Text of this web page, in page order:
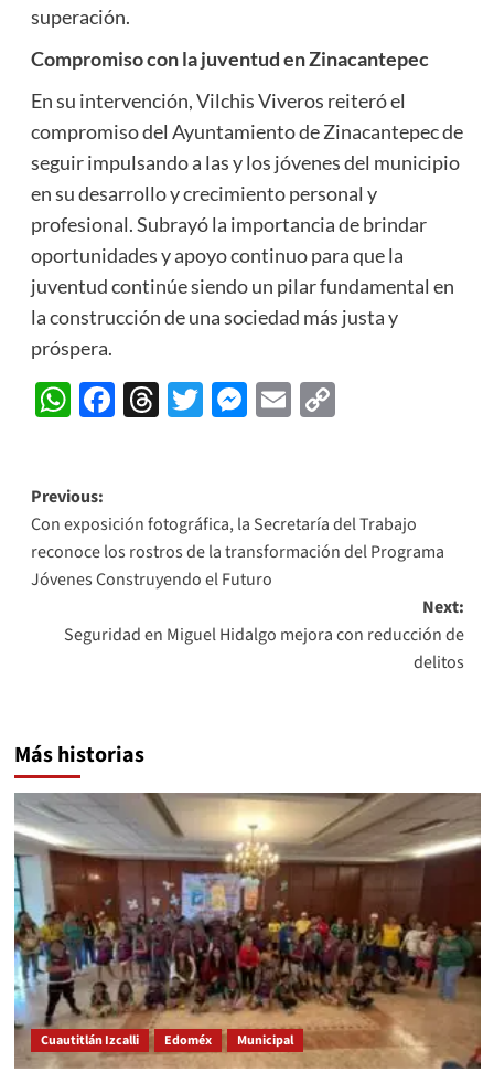
superación.
Compromiso con la juventud en Zinacantepec
En su intervención, Vilchis Viveros reiteró el
compromiso del Ayuntamiento de Zinacantepec de
seguir impulsando a las y los jóvenes del municipio
en su desarrollo y crecimiento personal y
profesional. Subrayó la importancia de brindar
oportunidades y apoyo continuo para que la
juventud continúe siendo un pilar fundamental en
la construcción de una sociedad más justa y
próspera.
WhatsApp
Facebook
Threads
Twitter
Messenger
EmailCopy
Post
navigation
Previous:
Con exposición fotográfica, la Secretaría del Trabajo
reconoce los rostros de la transformación del Programa
Jóvenes Construyendo el Futuro
Next:
Seguridad en Miguel Hidalgo mejora con reducción de
delitos
Más historias
Cuautitlán Izcalli Edoméx Municipal